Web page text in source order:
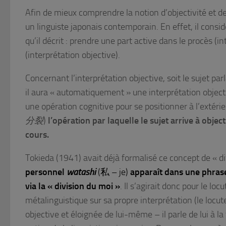
Afin de mieux comprendre la notion d’objectivité et
un linguiste japonais contemporain. En effet, il
qu’il décrit : prendre une part active dans le procès
(interprétation objective).
Concernant l’interprétation objective, soit le sujet
il aura « automatiquement » une interprétation
une opération cognitive pour se positionner à
分裂) l’opération par laquelle le sujet arrive à
cours.
Tokieda (1941) avait déjà formalisé ce concept de «
personnel watashi (私 – je) apparaît dans une
via la « division du moi ». Il s’agirait donc pour le
métalinguistique sur sa propre interprétation (le
objective et éloignée de lui-même – il parle de lui à